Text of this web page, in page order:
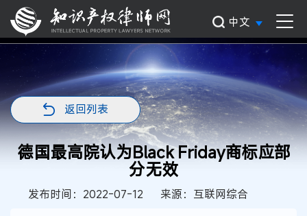
中文
返回列表
德国最高院认为Black Friday商标应部
分无效
发布时间：2022-07-12
来源：互联网综合